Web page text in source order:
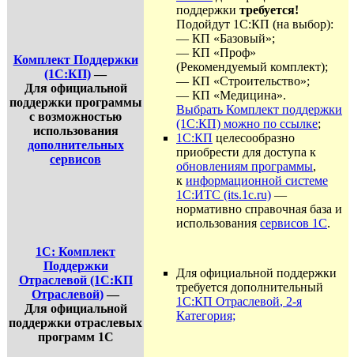
Комплект Поддержки
(1С:КП)—
Для официальной
поддержки программы
с возможностью
использования
дополнительных
сервисов
поддержки требуется!
Подойдут 1С:КП (на выбор):
— КП «Базовый»;
— КП «Проф»
(Рекомендуемый комплект);
— КП «Строительство»;
— КП «Медицина».
Выбрать Комплект поддержки
(1С:КП) можно по ссылке;
1С:КП целесообразно
приобрести для доступа к
обновлениям программы,
к информационной системе
1С:ИТС (its.1c.ru) —
нормативно справочная база и
использования сервисов 1С.
1С: Комплект
Поддержки
Отраслевой (1С:КП
Отраслевой)—
Для официальной
поддержки отраслевых
программ 1С
Для официальной поддержки
требуется дополнительный
1С:КП Отраслевой, 2-я
Категория;